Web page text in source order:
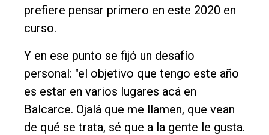
prefiere pensar primero en este 2020 en
curso.
Y en ese punto se fijó un desafío
personal: "el objetivo que tengo este año
es estar en varios lugares acá en
Balcarce. Ojalá que me llamen, que vean
de qué se trata, sé que a la gente le gusta.